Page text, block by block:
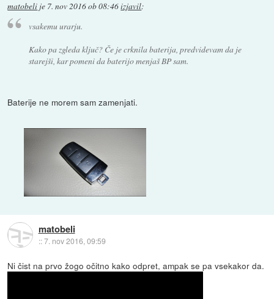
matobeli je 7. nov 2016 ob 08:46izjavil:
vsakemu urarju.
Kako pa zgleda ključ? Če je crknila baterija, predvidevam da je
starejši, kar pomeni da baterijo menjaš BP sam.
Baterije ne morem sam zamenjati.
matobeli
::7. nov 2016, 09:59
Ni čist na prvo žogo očitno kako odpret, ampak se pa vsekakor da.